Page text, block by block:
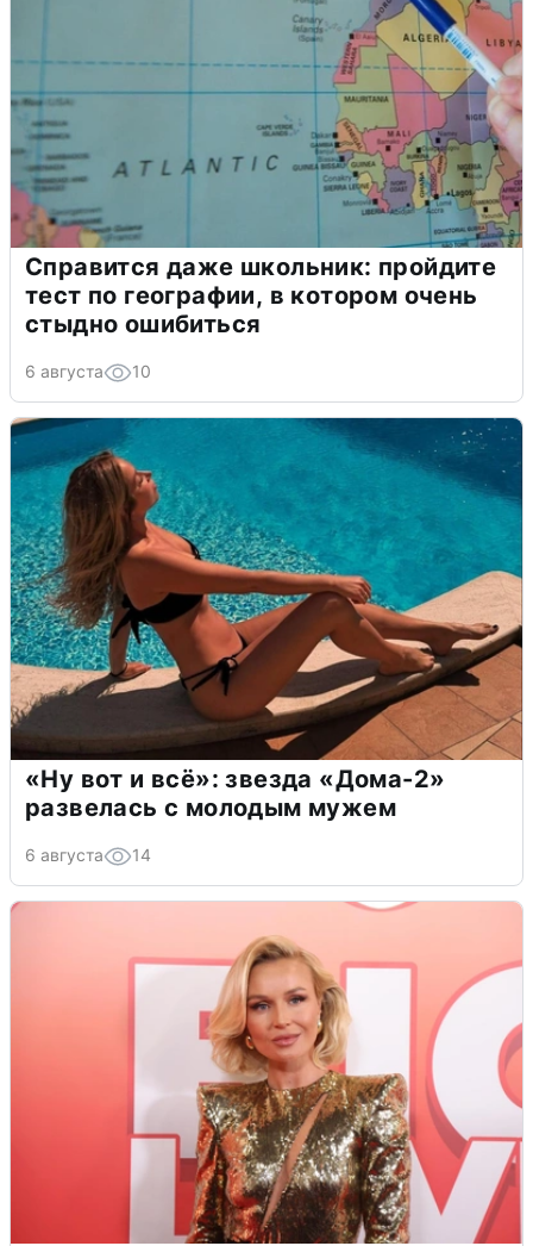
Справится даже школьник: пройдите
тест по географии, в котором очень
стыдно ошибиться
6 августа 10
«Ну вот и всё»: звезда «Дома-2»
развелась с молодым мужем
6 августа 14